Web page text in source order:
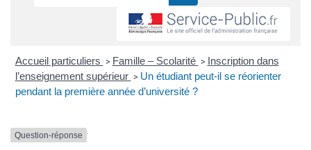
Accueil particuliers > Famille – Scolarité > Inscription dans
l’enseignement supérieur > Un étudiant peut-il se réorienter
pendant la première année d’université ?
Question-réponse